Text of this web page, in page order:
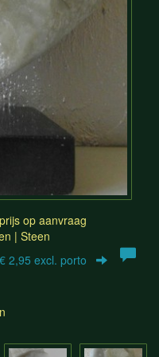
op aanvraag
| Steen
2,95 excl. porto